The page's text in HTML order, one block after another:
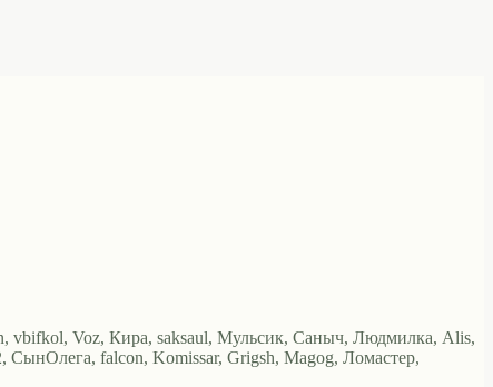
vbifkol, Voz, Кира, saksaul, Мульсик, Саныч, Людмилка, Alis,
falcon, Komissar, Grigsh, Magog, Ломастер,